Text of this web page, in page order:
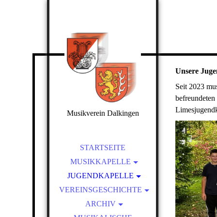
Musikverein Dalkingen
STARTSEITE
MUSIKKAPELLE
DIRIGENTEN
FAHNE
FLÜGELHORN
JUGENDKAPELLE
2009 - AUSFLUG INS
VEREINSGESCHICHTE
... 1954
ARCHIV
Unsere
Seit 2023